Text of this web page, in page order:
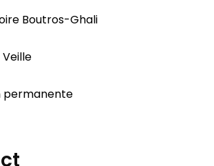
Boutros-Ghali
permanente